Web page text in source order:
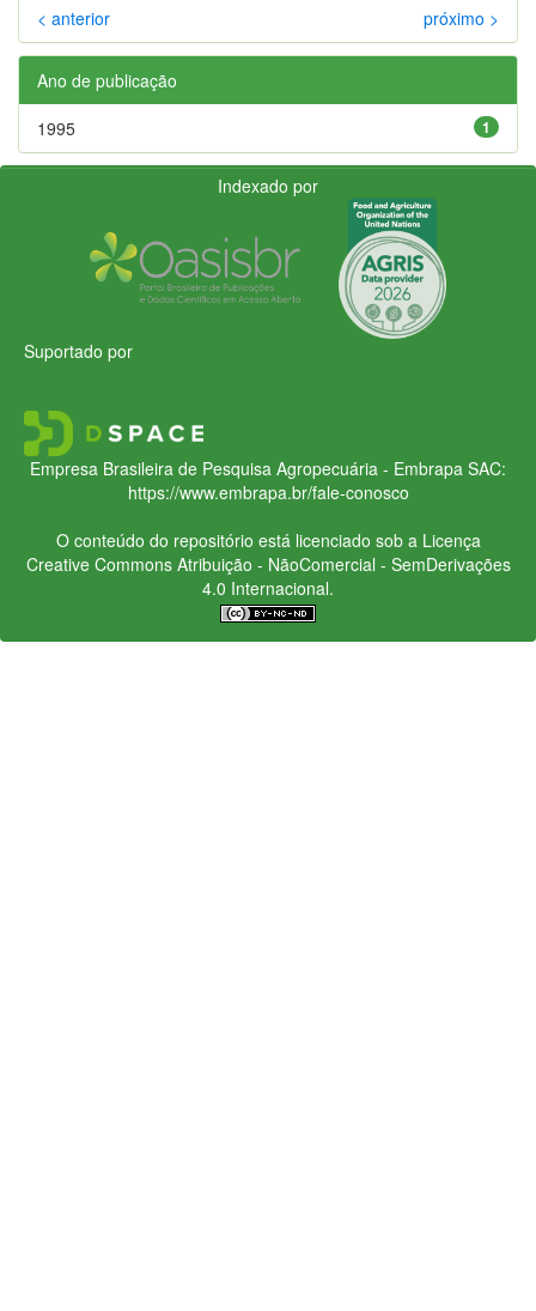
< anterior próximo >
Ano de publicação
1
1995
Indexado por
Suportado por
Empresa Brasileira de Pesquisa Agropecuária - Embrapa SAC:
https://www.embrapa.br/fale-conosco
O conteúdo do repositório está licenciado sob a Licença
Creative CommonsAtribuição - NãoComercial - SemDerivações
4.0 Internacional.